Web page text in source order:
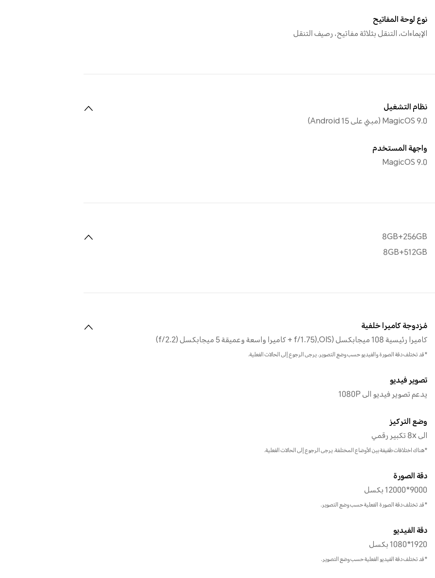
نوع لوحة المفاتيح
الإيماءات، التنقل بثلاثة مفاتيح، رصيف التنقل
نظام التشغيل
MagicOS 9.0 (مبني على Android 15)
واجهة المستخدم
MagicOS 9.0
8GB+256GB
8GB+512GB
مُزدوجة كاميرا خلفية
كاميرا رئيسية 108 ميجابكسل (f/1.75),OIS + كاميرا واسعة وعميقة 5 ميجابكسل (f/2.2)
*قد تختلف دقة الصورة والفيديو حسب وضع التصوير. يرجى الرجوع إلى الحالات الفعلية.
تصوير فيديو
يدعم تصوير فيديو الى 1080P
وضع التركيز
الى 8x تكبير رقمي
*هناك اختلافات طفيفة بين الأوضاع المختلفة. يرجى الرجوع إلى الحالات الفعلية.
دقة الصورة
9000*12000 بكسل
*قد تختلف دقة الصورة الفعلية حسب وضع التصوير.
دقة الفيديو
1920*1080 بكسل
*قد تختلف دقة الفيديو الفعلية حسب وضع التصوير.